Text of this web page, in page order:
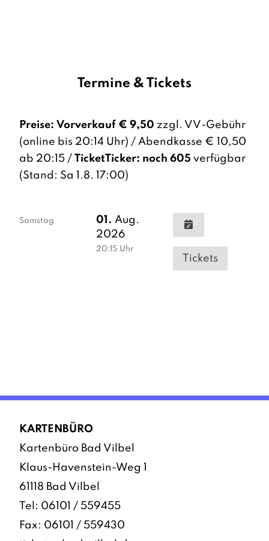
Termine & Tickets
Preise: Vorverkauf € 9,50 zzgl. VV-Gebühr
(online bis 20:14 Uhr) / Abendkasse € 10,50
ab 20:15 / TicketTicker: noch 605 verfügbar
(Stand: Sa 1.8. 17:00)
Samstag 01. Aug.
2026
20:15 Uhr
Tickets
KARTENBÜRO
Kartenbüro Bad Vilbel
Klaus-Havenstein-Weg 1
61118 Bad Vilbel
Tel: 06101 / 559455
Fax: 06101 / 559430